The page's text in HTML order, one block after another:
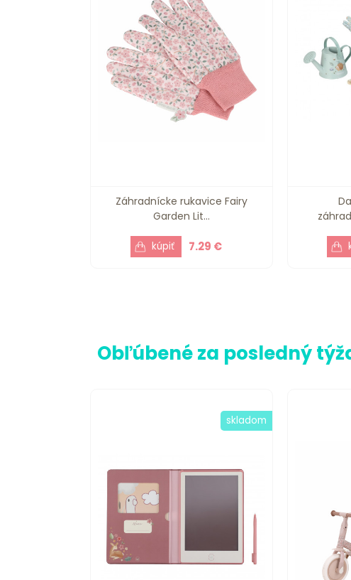
Záhradnícke rukavice Fairy
Garden Lit...
7.29 €
Obľúbené za posledný
skladom